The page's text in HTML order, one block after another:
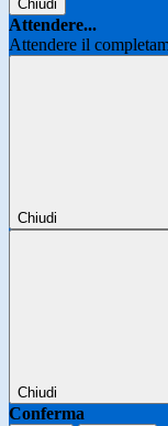
Chiudi
Attendere...
Attendere il
Chiudi
Chiudi
Conferma